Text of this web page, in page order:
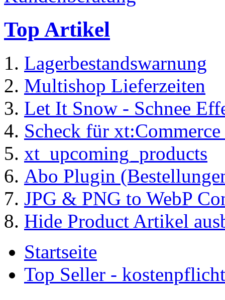
Top Artikel
Lagerbestandswarnung
Multishop Lieferzeiten
Let It Snow - Schnee
Scheck für
xt_upcoming_products
Abo Plugin
JPG & PNG to WebP
Hide Product Artikel
Startseite
Top Seller -